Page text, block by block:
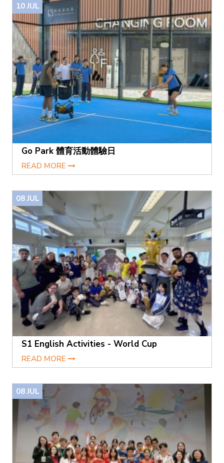
10 JUL
Go Park 體育活動體驗日
READ MORE
08 JUL
S1 English Activities - World Cup
READ MORE
08 JUL